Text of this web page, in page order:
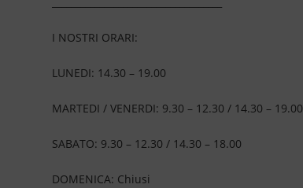
I NOSTRI ORARI:
LUNEDI: 14.30 – 19.00
MARTEDI / VENERDI: 9.30 – 12.30 / 14.30 – 19.00
SABATO: 9.30 – 12.30 / 14.30 – 18.00
DOMENICA: Chiusi